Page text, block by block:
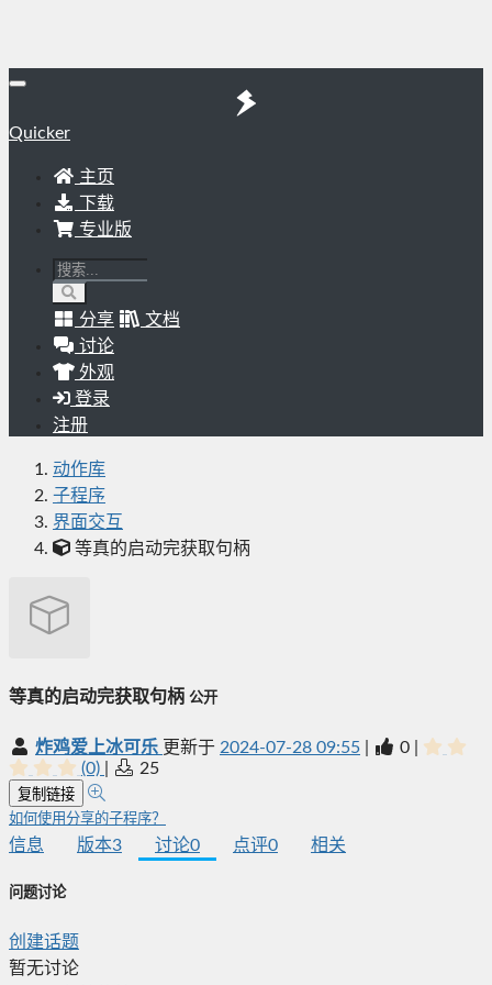
Quicker
主页
下载
专业版
分享
文档
讨论
外观
登录
注册
动作库
子程序
界面交互
等真的启动完获取句柄
等真的启动完获取句柄 公开
炸鸡爱上冰可乐 更新于 2024-07-28 09:55 0
(0)
25
复制链接
如何使用分享的子程序？
信息 版本3 讨论0 点评0 相关
问题讨论
创建话题
暂无讨论